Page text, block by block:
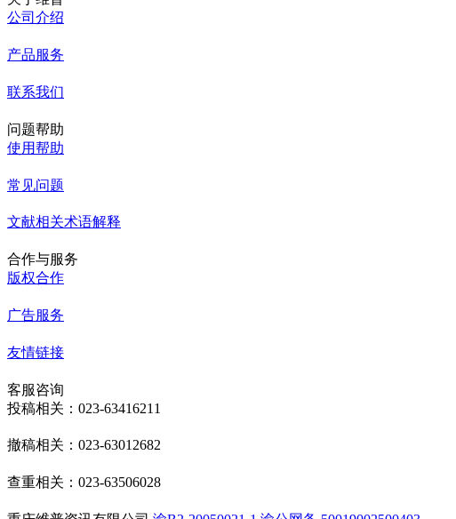
公司介绍
产品服务
联系我们
问题帮助
使用帮助
常见问题
文献相关术语解释
合作与服务
版权合作
广告服务
友情链接
客服咨询
投稿相关：023-63416211
撤稿相关：023-63012682
查重相关：023-63506028